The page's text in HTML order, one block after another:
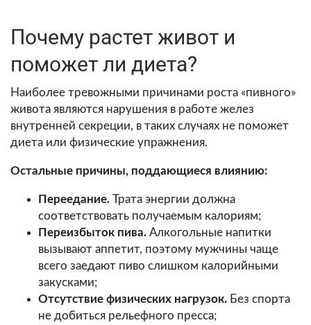
Почему растет живот и
поможет ли диета?
Наиболее тревожными причинами роста «пивного»
живота являются нарушения в работе желез
внутренней секреции, в таких случаях не поможет
диета или физические упражнения.
Остальные причины, поддающиеся влиянию:
Переедание. Трата энергии должна
соответствовать получаемым калориям;
Переизбыток пива. Алкогольные напитки
вызывают аппетит, поэтому мужчины чаще
всего заедают пиво слишком калорийными
закусками;
Отсутствие физических нагрузок. Без спорта
не добиться рельефного пресса;